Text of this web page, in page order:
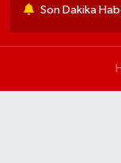
Son Dakika